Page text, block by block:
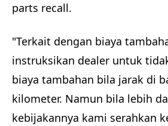
parts recall.
"Terkait dengan biaya
instruksikan dealer untuk
biaya tambahan bila jarak di
kilometer. Namun bila lebih
kebijakannya kami serahkan